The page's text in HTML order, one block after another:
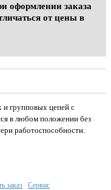
оформлении заказа
от цены в
и групповых цепей с
в любом положении без
работоспособности.
заказ Сервис